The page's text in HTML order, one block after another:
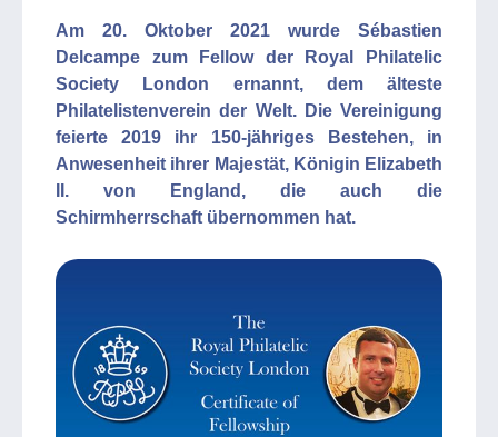
Am 20. Oktober 2021 wurde Sébastien
Delcampe zum Fellow der Royal Philatelic
Society London ernannt, dem älteste
Philatelistenverein der Welt. Die Vereinigung
feierte 2019 ihr 150-jähriges Bestehen, in
Anwesenheit ihrer Majestät, Königin Elizabeth
II. von England, die auch die
Schirmherrschaft übernommen hat.